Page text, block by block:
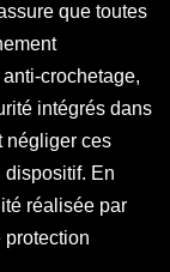
que toutes
crochetage,
intégrés dans
négliger ces
dispositif. En
réalisée par
protection